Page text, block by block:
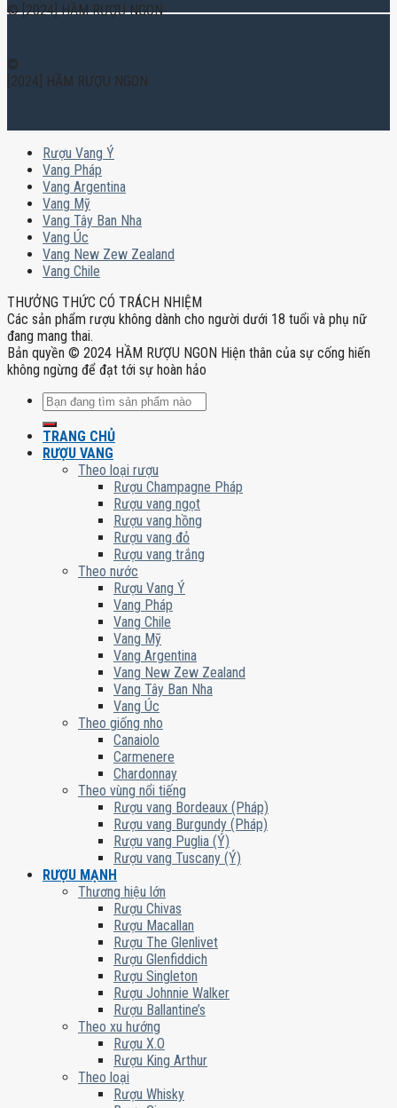
© [2024] HẦM RƯỢU NGON
©
[2024] HẦM RƯỢU NGON
Rượu Vang Ý
Vang Pháp
Vang Argentina
Vang Mỹ
Vang Tây Ban Nha
Vang Úc
Vang New Zew Zealand
Vang Chile
THƯỞNG THỨC CÓ TRÁCH NHIỆM
Các sản phẩm rượu không dành cho người dưới 18 tuổi và phụ nữ
đang mang thai.
Bản quyền © 2024 HẦM RƯỢU NGON Hiện thân của sự cống hiến
không ngừng để đạt tới sự hoàn hảo
Tìm
TRANG CHỦ
RƯỢU VANG
Theo loại rượu
Rượu Champagne Pháp
Rượu vang ngọt
Rượu vang hồng
Rượu vang đỏ
Rượu vang trắng
Theo nước
Rượu Vang Ý
Vang Pháp
Vang Chile
Vang Mỹ
Vang Argentina
Vang New Zew Zealand
Vang Tây Ban Nha
Vang Úc
Theo giống nho
Canaiolo
Carmenere
Chardonnay
Theo vùng nổi tiếng
Rượu vang Bordeaux (Pháp)
Rượu vang Burgundy (Pháp)
Rượu vang Puglia (Ý)
Rượu vang Tuscany (Ý)
RƯỢU MẠNH
Thương hiệu lớn
Rượu Chivas
Rượu Macallan
Rượu The Glenlivet
Rượu Glenfiddich
Rượu Singleton
Rượu Johnnie Walker
Rượu Ballantine’s
Theo xu hướng
Rượu X.O
Rượu King Arthur
Theo loại
Rượu Whisky